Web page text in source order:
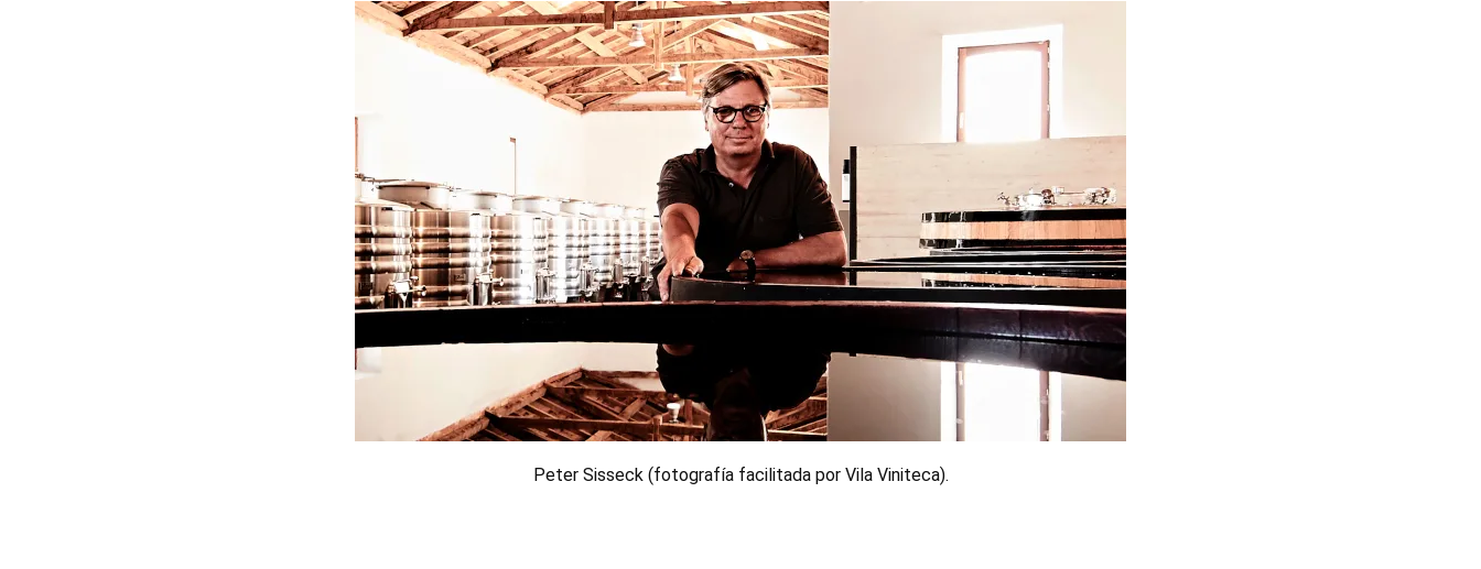
Peter Sisseck (fotografía facilitada por Vila Viniteca).